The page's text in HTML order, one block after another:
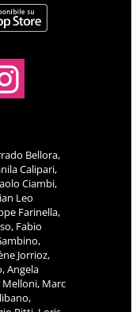
Bellora,
Calipari,
Ciambi,
Leo
Farinella,
Fabio
Jorrioz,
Angela
Melloni, Marc